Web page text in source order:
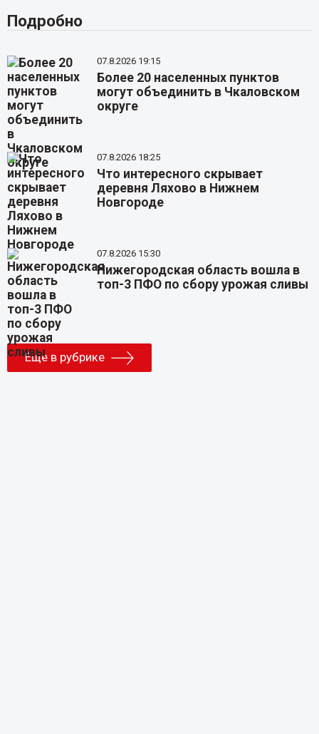
Подробно
07.8.2026 19:15
Более 20 населенных пунктов
могут объединить в Чкаловском
округе
07.8.2026 18:25
Что интересного скрывает
деревня Ляхово в Нижнем
Новгороде
07.8.2026 15:30
Нижегородская область вошла в
топ-3 ПФО по сбору урожая сливы
Еще в рубрике